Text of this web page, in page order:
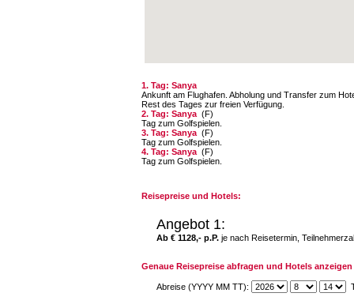
1. Tag: Sanya
Ankunft am Flughafen. Abholung und Transfer zum
Rest des Tages zur freien Verfügung.
2. Tag: Sanya (F)
Tag zum Golfspielen.
3. Tag: Sanya (F)
Tag zum Golfspielen.
4. Tag: Sanya (F)
Tag zum Golfspielen.
Reisepreise und Hotels:
Angebot 1:
Ab € 1128,- p.P. je nach Reisetermin,
Genaue Reisepreise abfragen und Hotels
Abreise (YYYY MM TT):